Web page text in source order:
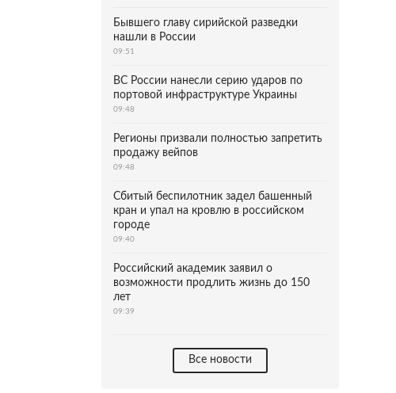
Бывшего главу сирийской разведки
нашли в России
09:51
ВС России нанесли серию ударов по
портовой инфраструктуре Украины
09:48
Регионы призвали полностью запретить
продажу вейпов
09:48
Сбитый беспилотник задел башенный
кран и упал на кровлю в российском
городе
09:40
Российский академик заявил о
возможности продлить жизнь до 150
лет
09:39
Все новости